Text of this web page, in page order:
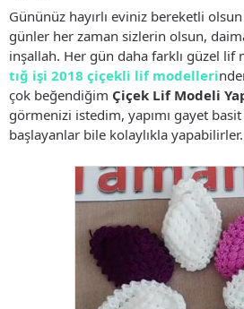
Gününüz hayırlı eviniz bereketli
günler her zaman sizlerin olsun,
inşallah. Her gün daha farklı güzel lif
tığ işi 2018 çiçekli lif modelleri
çok beğendiğim Çiçek Lif Modeli
görmenizi istedim, yapımı gayet
başlayanlar bile kolaylıkla yapabilirler.